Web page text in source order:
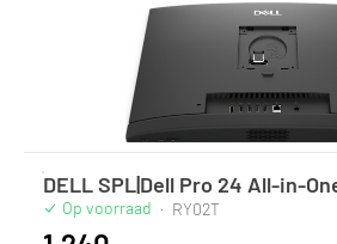
DELL SPL|Dell Pro 24 All-in-
Op voorraad · RY02T